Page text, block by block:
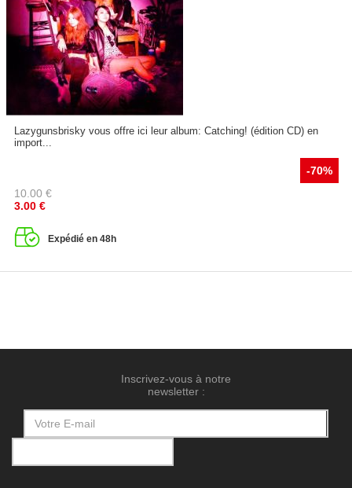
Lazygunsbrisky vous offre ici leur album: Catching! (édition CD) en
import...
-70%
10.00 €
3.00 €
Expédié en 48h
Inscrivez-vous à notre
newsletter :